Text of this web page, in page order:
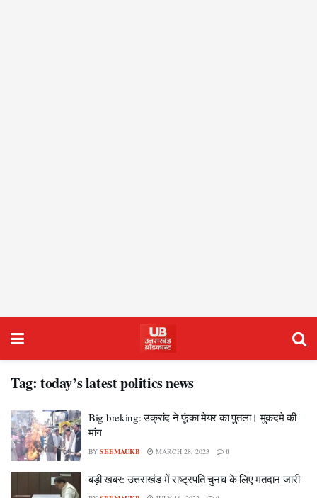
Tag: today’s latest politics news
Big breking: उक्रांद ने फूंका मेयर का पुतला। मुकदमे की
मांग
BY SEEMAUKB MARCH 28, 2023 0
बड़ी खबर: उत्तराखंड में राष्ट्रपति चुनाव के लिए मतदान जारी